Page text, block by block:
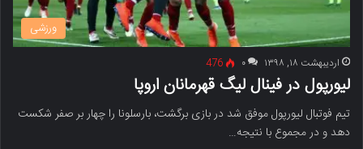
ورزشی
اردیبهشت ۱۸, ۱۳۹۸ ۰ 476
لیورپول در فینال لیگ قهرمانان اروپا
تیم فوتبال لیورپول موفق شد در بازی برگشت، بارسلونا را چهار بر صفر شکست
دهد و در مجموع با نتیجه…